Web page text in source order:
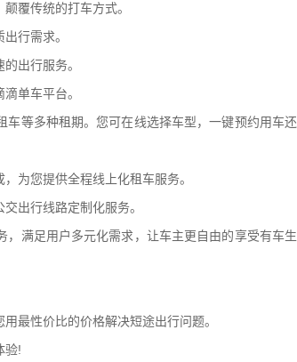
覆传统的打车方式。
行需求。
出行服务。
单车平台。
等多种租期。您可在线选择车型，一键预约用车还
为您提供全程线上化租车服务。
出行线路定制化服务。
满足用户多元化需求，让车主更自由的享受有车生
最性价比的价格解决短途出行问题。
验!